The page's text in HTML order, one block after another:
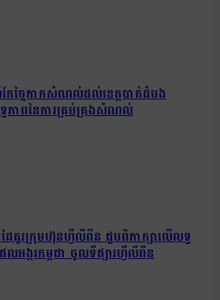
ច្នៃកាកសំណល់ដល់ខេត្តបាត់ដំបង
ភាពនៃការគ្រប់គ្រងសំណល់
ដៃគូរក្រុមហ៊ុនហ្វីលីពីន ជួបពិភាក្សាលើលទ្ធ
អង្ករកម្ពុជា ចូលទីផ្សារហ្វីលីពីន